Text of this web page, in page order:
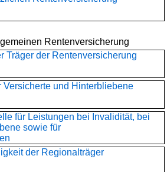
Rentenversicherung
Träger der Rentenversicherung
Versicherte und Hinterbliebene
für Leistungen bei Invalidität, bei
sowie für
der Regionalträger